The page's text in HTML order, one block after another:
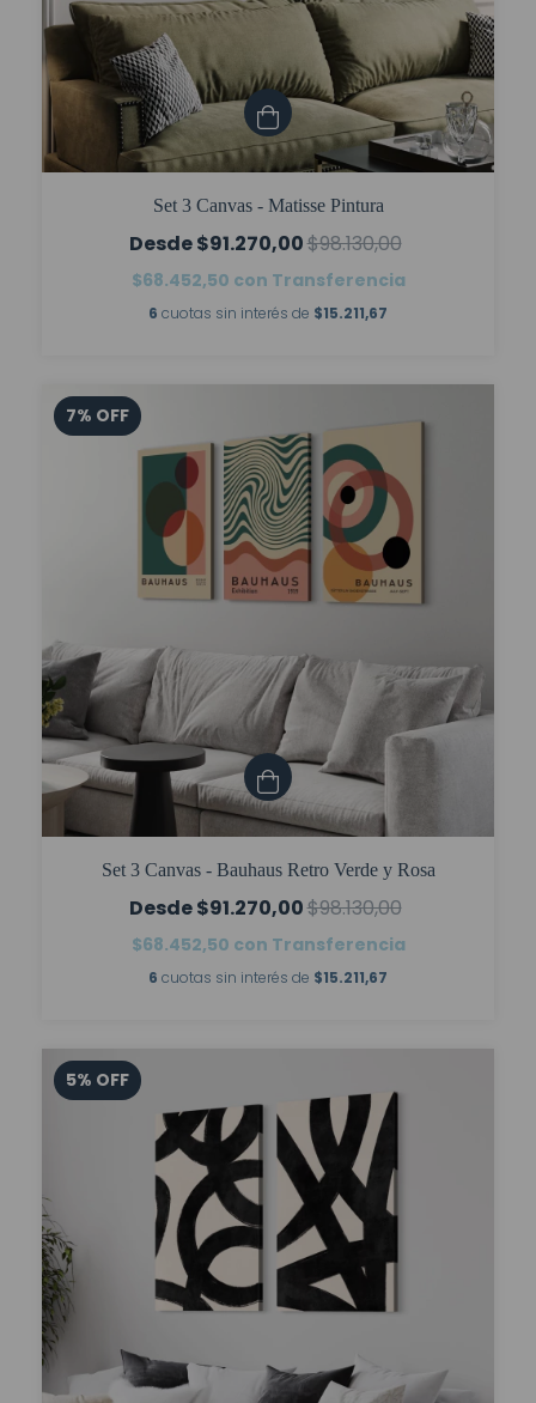
Set 3 Canvas - Matisse Pintura
$91.270,00$98.130,00
$68.452,50 con Transferencia
6 cuotas sin interés de $15.211,67
7% OFF
Set 3 Canvas - Bauhaus Retro Verde y Rosa
$91.270,00$98.130,00
$68.452,50 con Transferencia
6 cuotas sin interés de $15.211,67
5% OFF